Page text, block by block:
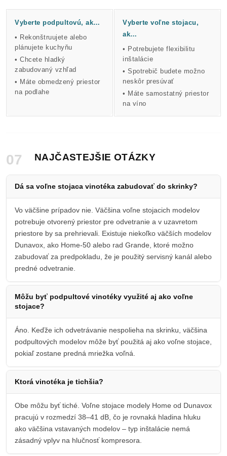
Vyberte podpultovú, ak…
• Rekonštruujete alebo
plánujete kuchyňu
• Chcete hladký
zabudovaný vzhľad
• Máte obmedzený priestor
na podlahe
Vyberte voľne stojacu,
ak…
• Potrebujete flexibilitu
inštalácie
• Spotrebič budete možno
neskôr presúvať
• Máte samostatný priestor
na víno
07 NAJČASTEJŠIE OTÁZKY
Dá sa voľne stojaca vinotéka zabudovať do skrinky?
Vo väčšine prípadov nie. Väčšina voľne stojacich modelov
potrebuje otvorený priestor pre odvetranie a v uzavretom
priestore by sa prehrievali. Existuje niekoľko väčších modelov
Dunavox, ako Home-50 alebo rad Grande, ktoré možno
zabudovať za predpokladu, že je použitý servisný kanál alebo
predné odvetranie.
Môžu byť podpultové vinotéky využité aj ako voľne
stojace?
Áno. Keďže ich odvetrávanie nespolieha na skrinku, väčšina
podpultových modelov môže byť použitá aj ako voľne stojace,
pokiaľ zostane predná mriežka voľná.
Ktorá vinotéka je tichšia?
Obe môžu byť tiché. Voľne stojace modely Home od Dunavox
pracujú v rozmedzí 38–41 dB, čo je rovnaká hladina hluku
ako väčšina vstavaných modelov – typ inštalácie nemá
zásadný vplyv na hlučnosť kompresora.